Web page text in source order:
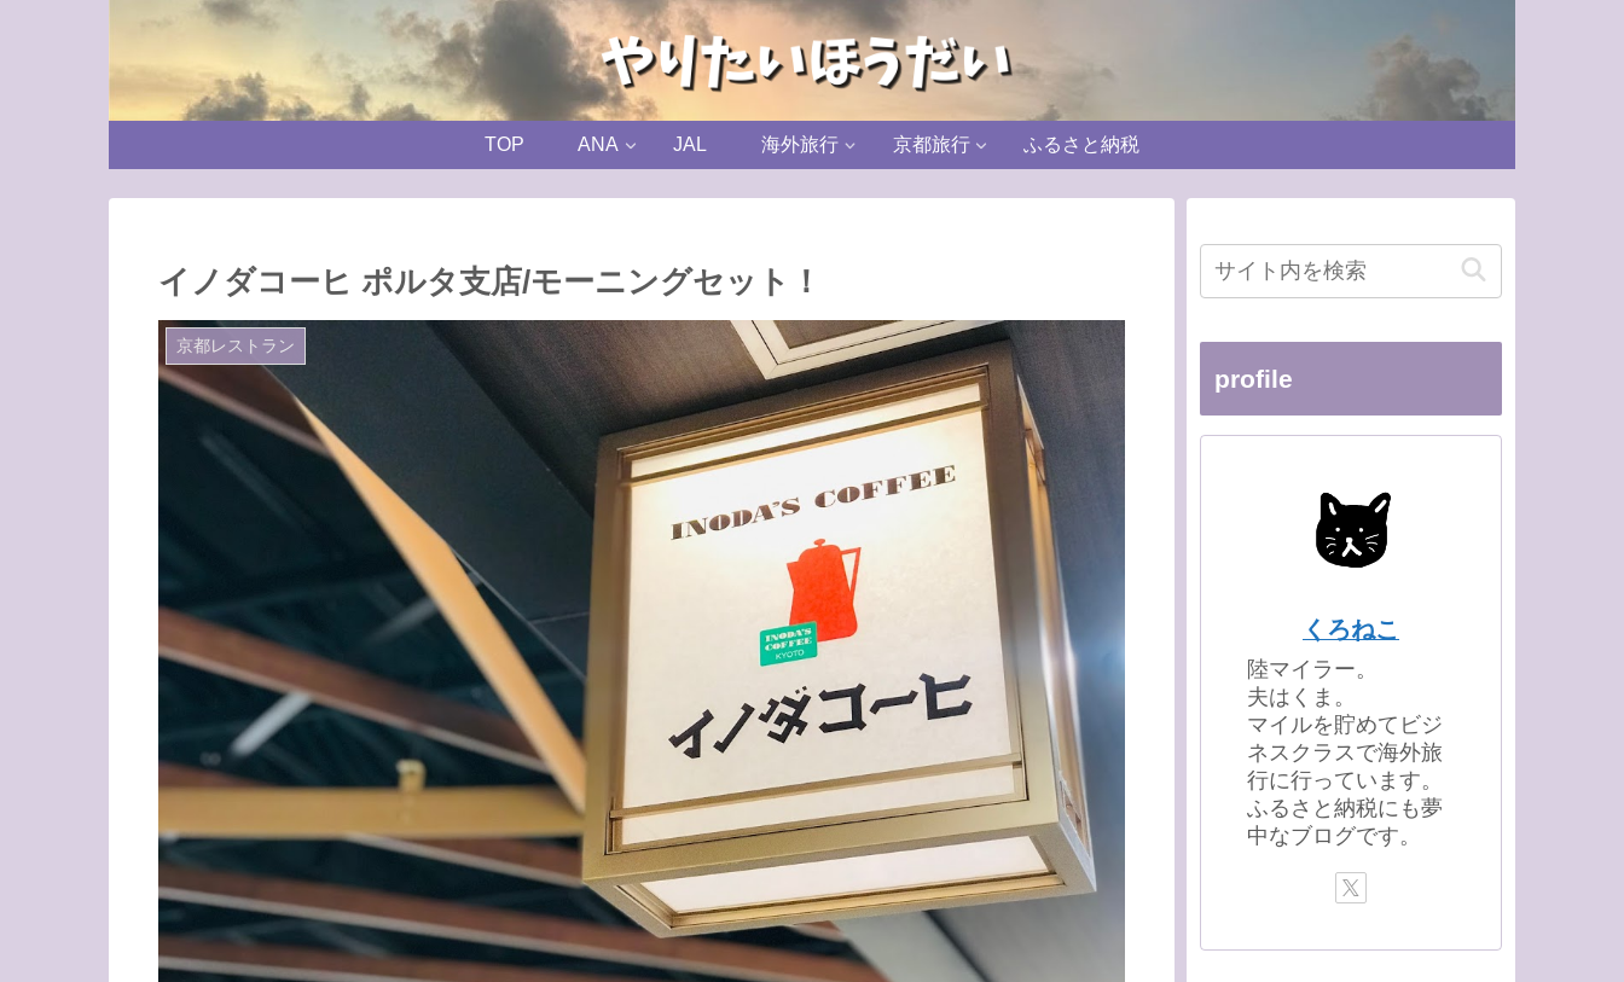
TOP ANA JAL 海外旅行 京都旅行 ふるさと納税
イノダコーヒ ポルタ支店/モーニングセット！
京都レストラン
profile
くろねこ
陸マイラー。
夫はくま。
マイルを貯めてビジ
ネスクラスで海外旅
行に行っています。
ふるさと納税にも夢
中なブログです。